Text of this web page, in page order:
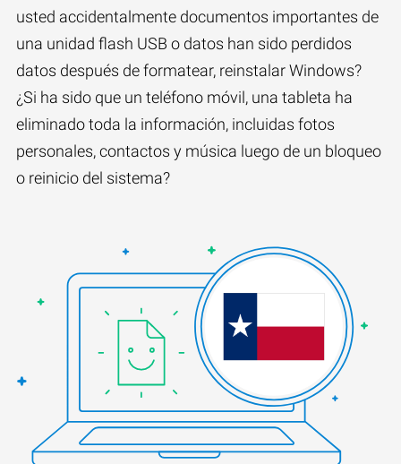
usted accidentalmente documentos importantes de
una unidad flash USB o datos han sido perdidos
datos después de formatear, reinstalar Windows?
¿Si ha sido que un teléfono móvil, una tableta ha
eliminado toda la información, incluidas fotos
personales, contactos y música luego de un bloqueo
o reinicio del sistema?